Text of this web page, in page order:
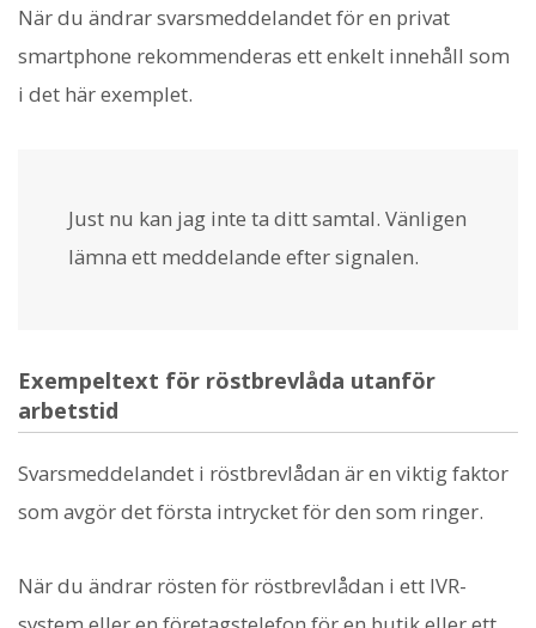
När du ändrar svarsmeddelandet för en privat
smartphone rekommenderas ett enkelt innehåll som
i det här exemplet.
Just nu kan jag inte ta ditt samtal. Vänligen
lämna ett meddelande efter signalen.
Exempeltext för röstbrevlåda utanför
arbetstid
Svarsmeddelandet i röstbrevlådan är en viktig faktor
som avgör det första intrycket för den som ringer.
När du ändrar rösten för röstbrevlådan i ett IVR-